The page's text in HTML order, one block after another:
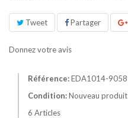
Tweet Partager
Donnez votre avis
Référence:EDA1014-9058
Condition:Nouveau produit
6 Articles